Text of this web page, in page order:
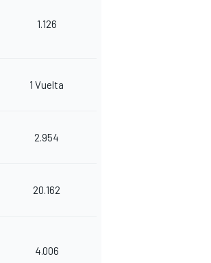
1.126
1 Vuelta
2.954
20.162
4.006